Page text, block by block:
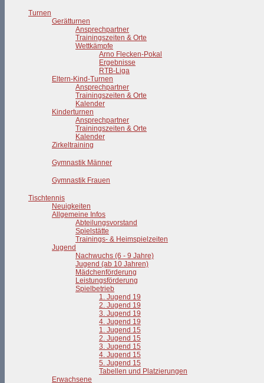
Turnen
Gerätturnen
Ansprechpartner
Trainingszeiten & Orte
Wettkämpfe
Arno Flecken-Pokal
Ergebnisse
RTB-Liga
Eltern-Kind-Turnen
Ansprechpartner
Trainingszeiten & Orte
Kalender
Kinderturnen
Ansprechpartner
Trainingszeiten & Orte
Kalender
Zirkeltraining
Gymnastik Männer
Gymnastik Frauen
Tischtennis
Neuigkeiten
Allgemeine Infos
Abteilungsvorstand
Spielstätte
Trainings- & Heimspielzeiten
Jugend
Nachwuchs (6 - 9 Jahre)
Jugend (ab 10 Jahren)
Mädchenförderung
Leistungsförderung
Spielbetrieb
1. Jugend 19
2. Jugend 19
3. Jugend 19
4. Jugend 19
1. Jugend 15
2. Jugend 15
3. Jugend 15
4. Jugend 15
5. Jugend 15
Tabellen und Platzierungen
Erwachsene